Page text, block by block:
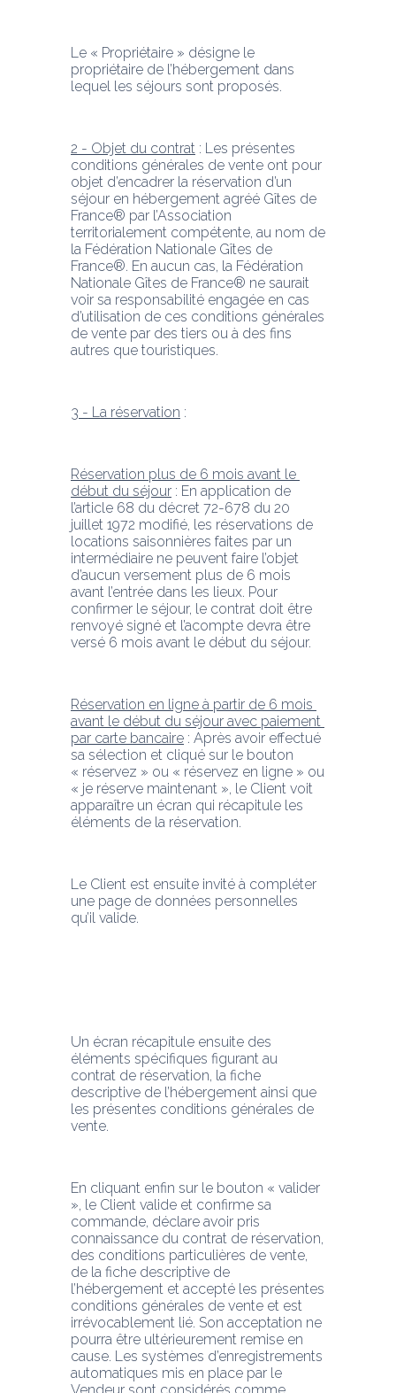
Le « Propriétaire » désigne le
propriétaire de l’hébergement dans
lequel les séjours sont proposés.
2 - Objet du contrat : Les présentes
conditions générales de vente ont pour
objet d’encadrer la réservation d’un
séjour en hébergement agréé Gîtes de
France® par l’Association
territorialement compétente, au nom de
la Fédération Nationale Gîtes de
France®. En aucun cas, la Fédération
Nationale Gîtes de France® ne saurait
voir sa responsabilité engagée en cas
d’utilisation de ces conditions générales
de vente par des tiers ou à des fins
autres que touristiques.
3 - La réservation :
Réservation plus de 6 mois avant le
début du séjour : En application de
l’article 68 du décret 72-678 du 20
juillet 1972 modifié, les réservations de
locations saisonnières faites par un
intermédiaire ne peuvent faire l’objet
d’aucun versement plus de 6 mois
avant l’entrée dans les lieux. Pour
confirmer le séjour, le contrat doit être
renvoyé signé et l’acompte devra être
versé 6 mois avant le début du séjour.
Réservation en ligne à partir de 6 mois
avant le début du séjour avec paiement
par carte bancaire : Après avoir effectué
sa sélection et cliqué sur le bouton
« réservez » ou « réservez en ligne » ou
« je réserve maintenant », le Client voit
apparaître un écran qui récapitule les
éléments de la réservation.
Le Client est ensuite invité à compléter
une page de données personnelles
qu’il valide.
Un écran récapitule ensuite des
éléments spécifiques figurant au
contrat de réservation, la fiche
descriptive de l’hébergement ainsi que
les présentes conditions générales de
vente.
En cliquant enfin sur le bouton « valider
», le Client valide et confirme sa
commande, déclare avoir pris
connaissance du contrat de réservation,
des conditions particulières de vente,
de la fiche descriptive de
l’hébergement et accepté les présentes
conditions générales de vente et est
irrévocablement lié. Son acceptation ne
pourra être ultérieurement remise en
cause. Les systèmes d’enregistrements
automatiques mis en place par le